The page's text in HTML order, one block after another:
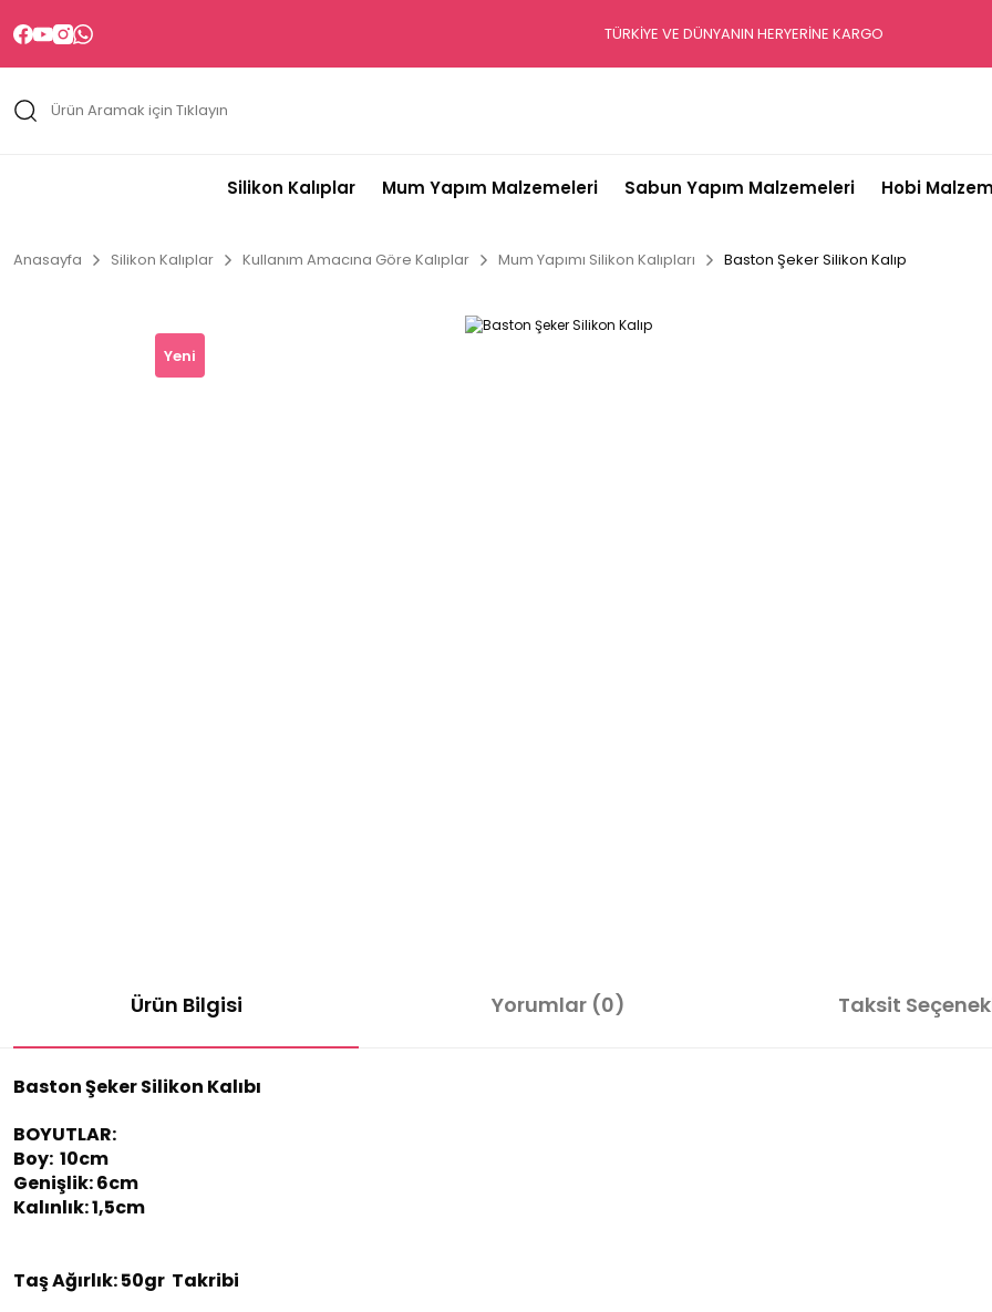
TÜRKİYE VE DÜNYANIN HERYERİNE KARGO
Silikon Kalıplar Mum Yapım Malzemeleri Sabun Yapım Malzemeleri Hobi
Anasayfa Silikon Kalıplar Kullanım Amacına Göre Kalıplar Mum Yapımı Silikon Kalıpları Baston Şeker Silikon Kalıp
Yeni
Ürün Bilgisi Yorumlar (0) Taksit
Baston Şeker Silikon Kalıbı
BOYUTLAR:
Boy: 10cm
Genişlik: 6cm
Kalınlık: 1,5cm
Taş Ağırlık: 50gr Takribi